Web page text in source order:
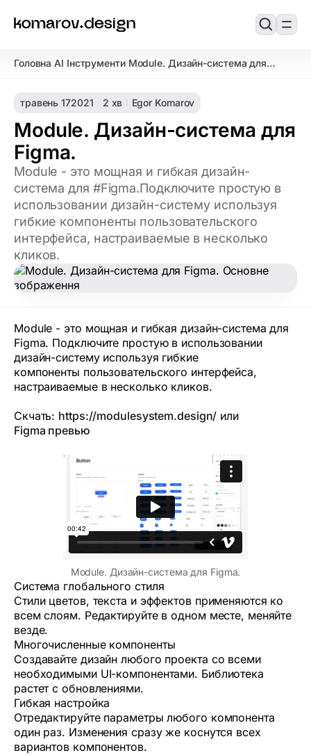
Головна/AI Інструменти/Module. Дизайн-система для
травень 172021 2 хв Egor Komarov
Module. Дизайн-система для
Figma.
Module - это мощная и гибкая дизайн-
система для #Figma.Подключите простую в
использовании дизайн-систему используя
гибкие компоненты пользовательского
интерфейса, настраиваемые в несколько
кликов.
Module - это мощная и гибкая дизайн-система для
Figma. Подключите простую в использовании
дизайн-систему используя гибкие
компоненты пользовательского интерфейса,
настраиваемые в несколько кликов.
Скчать: https://modulesystem.design/ или
Figma превью
Module. Дизайн-система для Figma.
Система глобального стиля
Стили цветов, текста и эффектов применяются ко
всем слоям. Редактируйте в одном месте, меняйте
везде.
Многочисленные компоненты
Создавайте дизайн любого проекта со всеми
необходимыми UI-компонентами. Библиотека
растет с обновлениями.
Гибкая настройка
Отредактируйте параметры любого компонента
один раз. Изменения сразу же коснутся всех
вариантов компонентов.